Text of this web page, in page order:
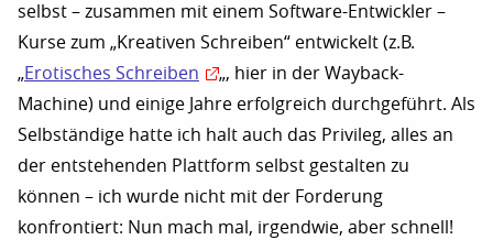
selbst – zusammen mit einem Software-Entwickler –
Kurse zum „Kreativen Schreiben“ entwickelt (z.B.
„Erotisches Schreiben
„, hier in der Wayback-
Machine) und einige Jahre erfolgreich durchgeführt. Als
Selbständige hatte ich halt auch das Privileg, alles an
der entstehenden Plattform selbst gestalten zu
können – ich wurde nicht mit der Forderung
konfrontiert: Nun mach mal, irgendwie, aber schnell!